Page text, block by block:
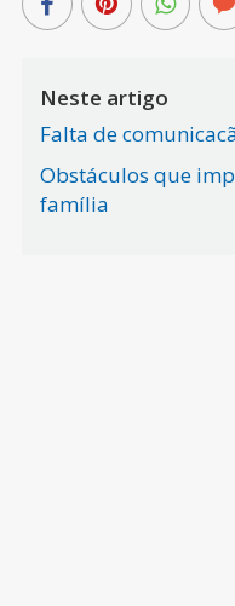
Neste artigo
Falta de
Obstáculos que
família